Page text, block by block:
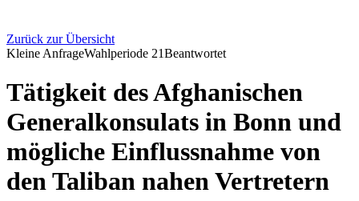
Zurück zur Übersicht
Kleine AnfrageWahlperiode 21Beantwortet
Tätigkeit des Afghanischen
Generalkonsulats in Bonn und
mögliche Einflussnahme von
den Taliban nahen Vertretern